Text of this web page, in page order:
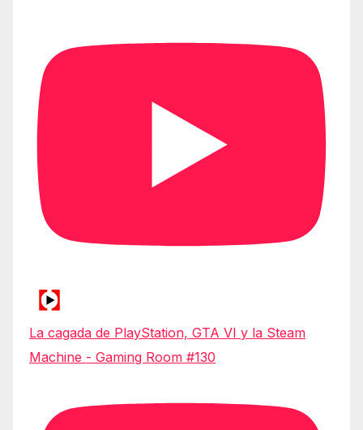
La cagada de PlayStation, GTA VI y la Steam
Machine - Gaming Room #130